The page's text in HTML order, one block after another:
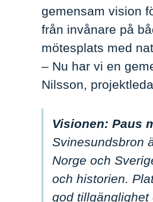
gemensam vision
från invånare på
mötesplats med
– Nu har vi en
Nilsson,
Visionen: Paus
Svinesundsbron
Norge och
och historien.
god